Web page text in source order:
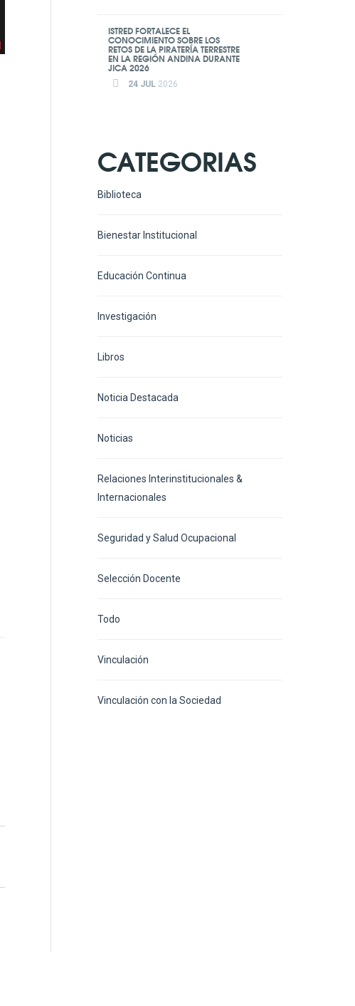
ISTRED FORTALECE EL
CONOCIMIENTO SOBRE LOS
RETOS DE LA PIRATERÍA TERRESTRE
EN LA REGIÓN ANDINA DURANTE
JICA 2026
24 JUL 2026
CATEGORIAS
Biblioteca
Bienestar Institucional
Educación Continua
Investigación
Libros
Noticia Destacada
Noticias
Relaciones Interinstitucionales &
Internacionales
Seguridad y Salud Ocupacional
Selección Docente
Todo
Vinculación
Vinculación con la Sociedad